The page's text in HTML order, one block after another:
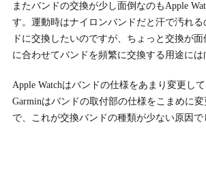
またバンドの交換が少し面倒なのもApple
す。運動時はナイロンバンドだと汗で汚れ
ドに交換したいのですが、ちょっと交換が
に合わせてバンドを頻繁に交換する用途には
Apple Watchはバンドの仕様をあまり変更して
Garminはバンドの取付部の仕様をこまめに
で、これが交換バンドの種類が少ない原因で